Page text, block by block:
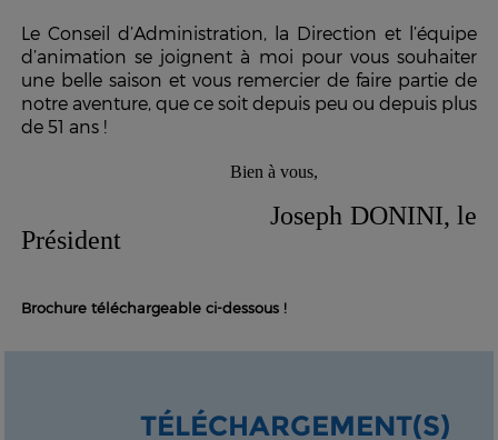
Le Conseil d’Administration, la Directionet l’équipe
d’animation se joignent à moi pour vous souhaiter
une belle saison et vous remercier de faire partie de
notre aventure, que ce soit depuis peu ou depuis plus
de 51 ans !
Bien à vous,
Joseph DONINI, le
Président
Brochure téléchargeable ci-dessous !
TÉLÉCHARGEMENT(S)